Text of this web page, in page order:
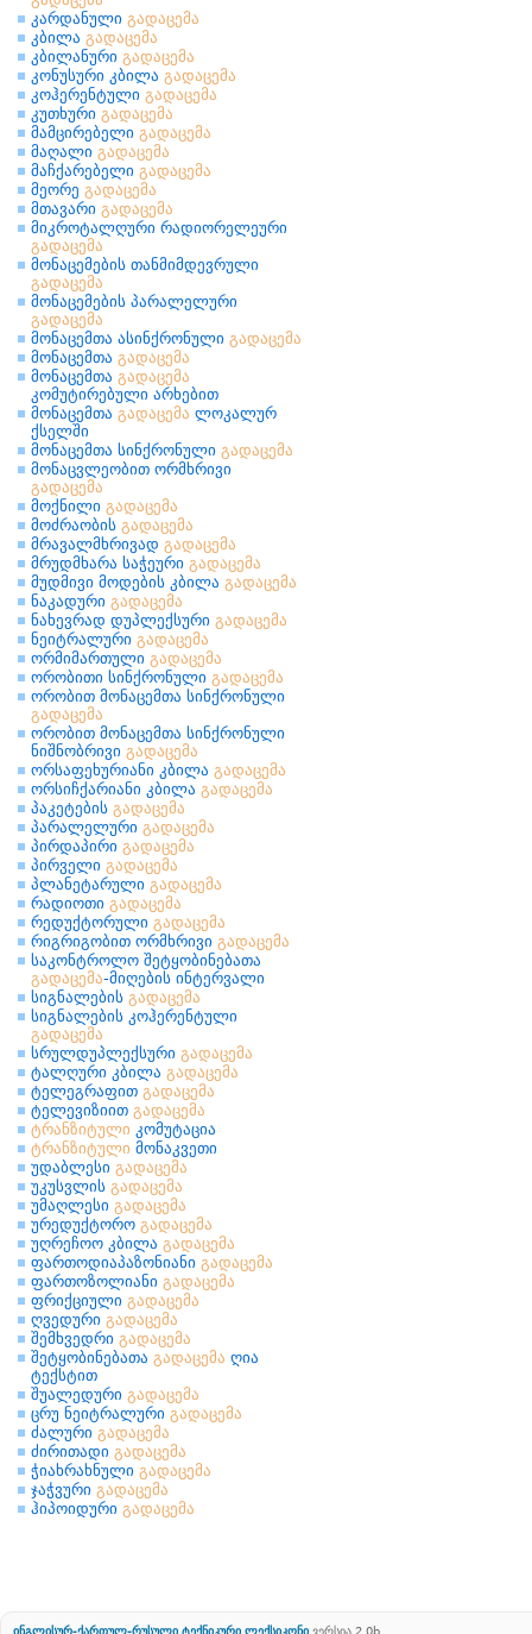
კარდანული გადაცემა
კბილა გადაცემა
კბილანური გადაცემა
კონუსური კბილა გადაცემა
კოჰერენტული გადაცემა
კუთხური გადაცემა
მამცირებელი გადაცემა
მაღალი გადაცემა
მაჩქარებელი გადაცემა
მეორე გადაცემა
მთავარი გადაცემა
მიკროტალღური რადიორელეური
გადაცემა
მონაცემების თანმიმდევრული
გადაცემა
მონაცემების პარალელური
გადაცემა
მონაცემთა ასინქრონული გადაცემა
მონაცემთა გადაცემა
მონაცემთა გადაცემა
კომუტირებული არხებით
მონაცემთა გადაცემა ლოკალურ
ქსელში
მონაცემთა სინქრონული გადაცემა
მონაცვლეობით ორმხრივი
გადაცემა
მოქნილი გადაცემა
მოძრაობის გადაცემა
მრავალმხრივად გადაცემა
მრუდმხარა საჭეური გადაცემა
მუდმივი მოდების კბილა გადაცემა
ნაკადური გადაცემა
ნახევრად დუპლექსური გადაცემა
ნეიტრალური გადაცემა
ორმიმართული გადაცემა
ორობითი სინქრონული გადაცემა
ორობით მონაცემთა სინქრონული
გადაცემა
ორობით მონაცემთა სინქრონული
ნიშნობრივი გადაცემა
ორსაფეხურიანი კბილა გადაცემა
ორსიჩქარიანი კბილა გადაცემა
პაკეტების გადაცემა
პარალელური გადაცემა
პირდაპირი გადაცემა
პირველი გადაცემა
პლანეტარული გადაცემა
რადიოთი გადაცემა
რედუქტორული გადაცემა
რიგრიგობით ორმხრივი გადაცემა
საკონტროლო შეტყობინებათა
გადაცემა-მიღების ინტერვალი
სიგნალების გადაცემა
სიგნალების კოჰერენტული
გადაცემა
სრულდუპლექსური გადაცემა
ტალღური კბილა გადაცემა
ტელეგრაფით გადაცემა
ტელევიზიით გადაცემა
ტრანზიტული კომუტაცია
ტრანზიტული მონაკვეთი
უდაბლესი გადაცემა
უკუსვლის გადაცემა
უმაღლესი გადაცემა
ურედუქტორო გადაცემა
უღრეჩოო კბილა გადაცემა
ფართოდიაპაზონიანი გადაცემა
ფართოზოლიანი გადაცემა
ფრიქციული გადაცემა
ღვედური გადაცემა
შემხვედრი გადაცემა
შეტყობინებათა გადაცემა ღია
ტექსტით
შუალედური გადაცემა
ცრუ ნეიტრალური გადაცემა
ძალური გადაცემა
ძირითადი გადაცემა
ჭიახრახნული გადაცემა
ჯაჭვური გადაცემა
ჰიპოიდური გადაცემა
ინგლისურ-ქართულ-რუსული ტექნიკური ლექსიკონი ვერსია 2.0b